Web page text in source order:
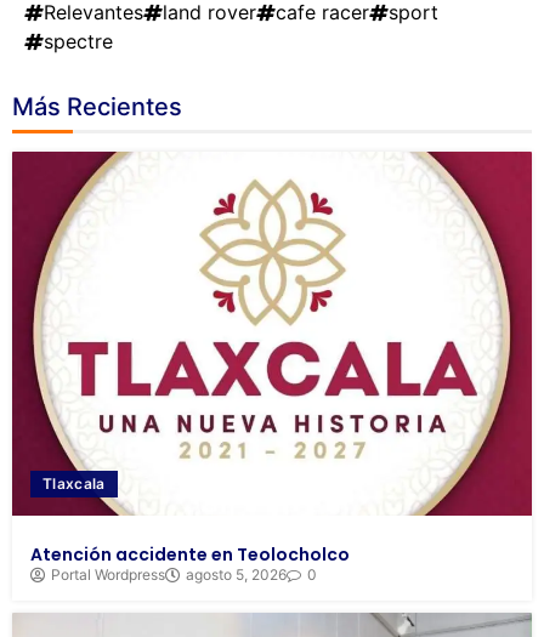
Relevantes
land rover cafe racer
sport
spectre
Más Recientes
Tlaxcala
Atención accidente en Teolocholco
Portal Wordpress agosto 5, 2026 0